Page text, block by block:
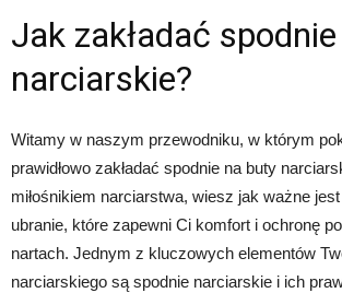
Jak zakładać
narciarskie?
Witamy w naszym przewodniku, w którym
prawidłowo zakładać spodnie na buty
miłośnikiem narciarstwa, wiesz jak ważne
ubranie, które zapewni Ci komfort i ochronę
nartach. Jednym z kluczowych elementów
narciarskiego są spodnie narciarskie i ich